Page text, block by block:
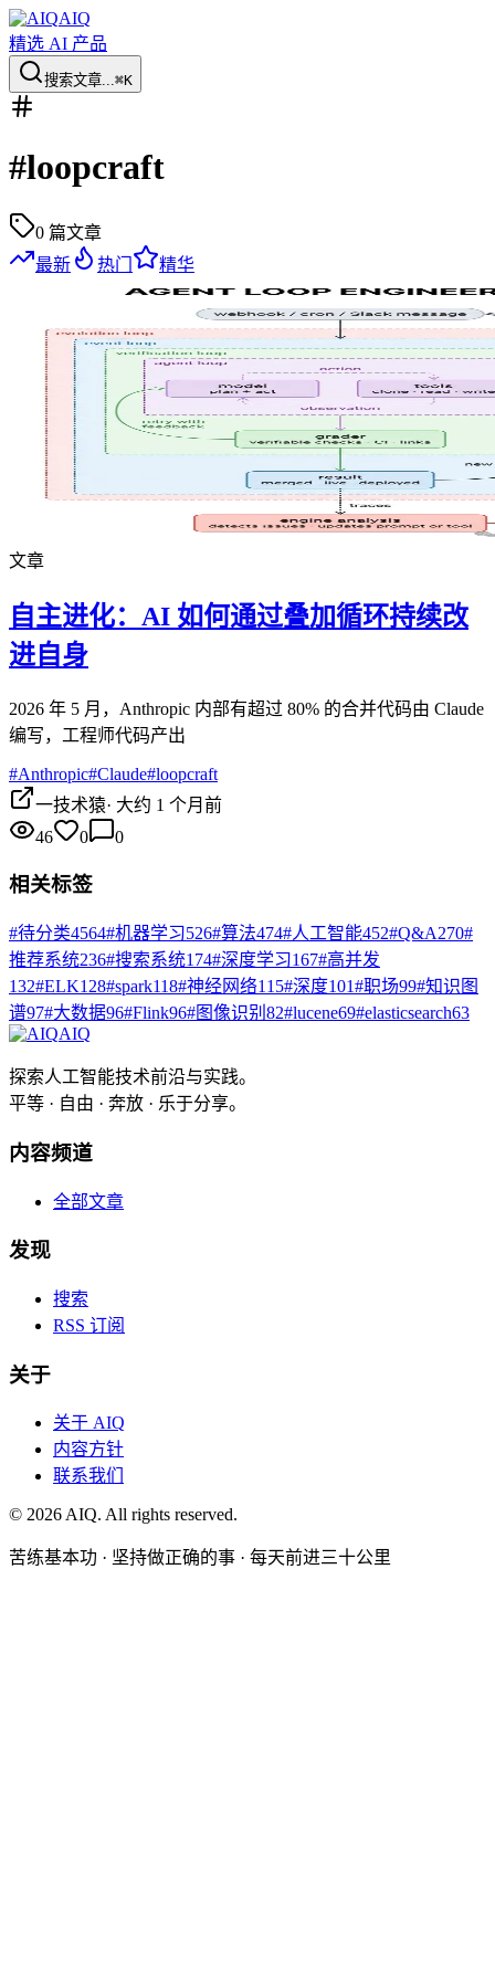
AIQ
精选 AI 产品
搜索文章...⌘K
#loopcraft
0 篇文章
最新
热门 精华
文章
自主进化：AI 如何通过叠加循环持续改
进自身
2026 年 5 月，Anthropic 内部有超过 80% 的合并代码由 Claude
编写，工程师代码产出
#Anthropic#Claude#loopcraft
一技术猿· 大约 1 个月前
46
0 0
相关标签
#待分类4564#机器学习526#算法474#人工智能452#Q&A270#
推荐系统236#搜索系统174#深度学习167#高并发
132#ELK128#spark118#神经网络115#深度101#职场99#知识图
谱97#大数据96#Flink96#图像识别 82#lucene69#elasticsearch63
AIQ
探索人工智能技术前沿与实践。
平等 · 自由 · 奔放 · 乐于分享。
内容频道
全部文章
发现
搜索
RSS 订阅
关于
关于 AIQ
内容方针
联系我们
© 2026AIQ. All rights reserved.
苦练基本功 · 坚持做正确的事 · 每天前进三十公里